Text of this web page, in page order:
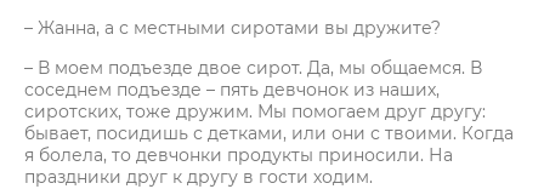
– Жанна, а с местными сиротами вы дружите?
– В моем подъезде двое сирот. Да, мы общаемся. В
соседнем подъезде – пять девчонок из наших,
сиротских, тоже дружим. Мы помогаем друг другу:
бывает, посидишь с детками, или они с твоими. Когда
я болела, то девчонки продукты приносили. На
праздники друг к другу в гости ходим.